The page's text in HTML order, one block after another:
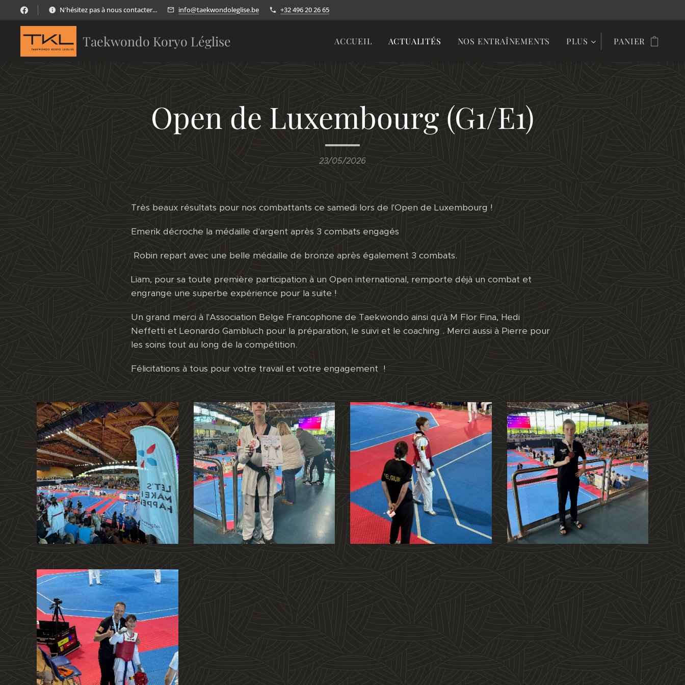
N'hésitez pas à nous contacter... info@taekwondoleglise.be +32 496 20 26 65
Taekwondo Koryo Léglise ACCUEIL ACTUALITÉS NOS ENTRAÎNEMENTS PLUS PANIER
Open de Luxembourg (G1/E1)
23/05/2026
Très beaux résultats pour nos combattants ce samedi lors de l'Open de Luxembourg !
Emerik décroche la médaille d'argent après 3 combats engagés
Robin repart avec une belle médaille de bronze après également 3 combats.
Liam, pour sa toute première participation à un Open international, remporte déjà un combat et
engrange une superbe expérience pour la suite !
Un grand merci à l'Association Belge Francophone de Taekwondo ainsi qu'à M Flor Fina, Hedi
Neffetti et Leonardo Gambluch pour la préparation, le suivi et le coaching . Merci aussi à Pierre pour
les soins tout au long de la compétition.
Félicitations à tous pour votre travail et votre engagement !